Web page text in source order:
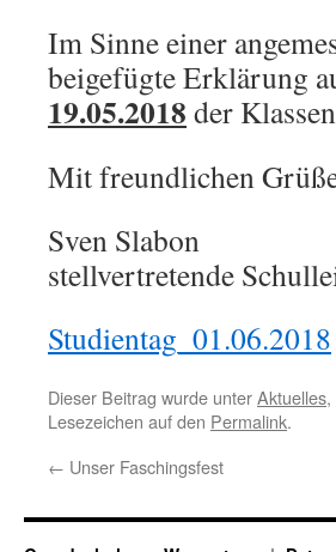
Im Sinne einer
beigefügte Erklärung
19.05.2018 der
Mit freundlichen
Sven Slabon
stellvertretende
Studientag_01.06.2018
Dieser Beitrag wurde unterAktuelles,
Lesezeichen auf den Permalink.
← Unser Faschingsfest